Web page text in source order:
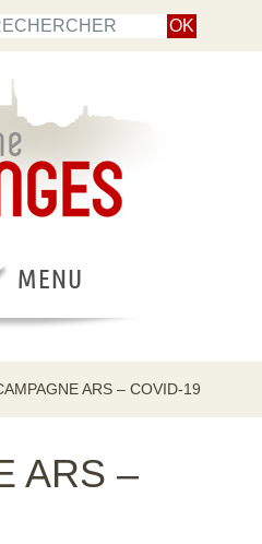
ARS – COVID-19
ARS –